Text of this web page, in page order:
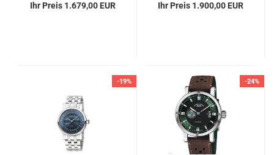
Ihr Preis 1.679,00 EUR Ihr Preis 1.900,00 EUR
-19% -24%